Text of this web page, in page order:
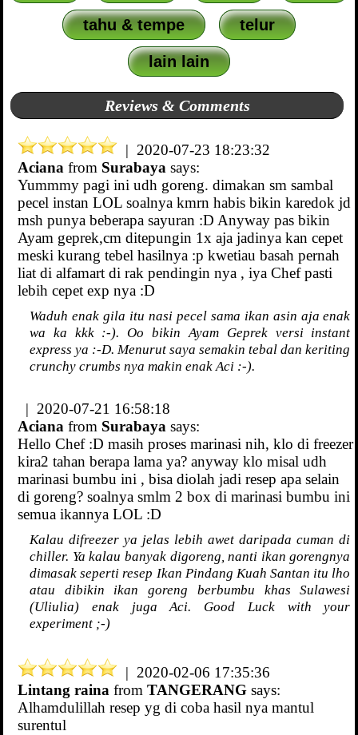
tahu & tempe telur
lain lain
Reviews & Comments
| 2020-07-23 18:23:32
Aciana from Surabaya says:
Yummmy pagi ini udh goreng. dimakan sm sambal
pecel instan LOL soalnya kmrn habis bikin karedok jd
msh punya beberapa sayuran :D Anyway pas bikin
Ayam geprek,cm ditepungin 1x aja jadinya kan cepet
meski kurang tebel hasilnya :p kwetiau basah pernah
liat di alfamart di rak pendingin nya , iya Chef pasti
lebih cepet exp nya :D
Waduh enak gila itu nasi pecel sama ikan asin aja enak
wa ka kkk :-). Oo bikin Ayam Geprek versi instant
express ya :-D. Menurut saya semakin tebal dan keriting
crunchy crumbs nya makin enak Aci :-).
| 2020-07-21 16:58:18
Aciana from Surabaya says:
Hello Chef :D masih proses marinasi nih, klo di freezer
kira2 tahan berapa lama ya? anyway klo misal udh
marinasi bumbu ini , bisa diolah jadi resep apa selain
di goreng? soalnya smlm 2 box di marinasi bumbu ini
semua ikannya LOL :D
Kalau difreezer ya jelas lebih awet daripada cuman di
chiller. Ya kalau banyak digoreng, nanti ikan gorengnya
dimasak seperti resep Ikan Pindang Kuah Santan itu lho
atau dibikin ikan goreng berbumbu khas Sulawesi
(Uliulia) enak juga Aci. Good Luck with your
experiment ;-)
| 2020-02-06 17:35:36
Lintang raina from TANGERANG says:
Alhamdulillah resep yg di coba hasil nya mantul
surentul